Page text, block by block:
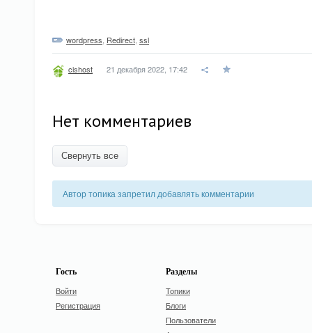
wordpress, Redirect, ssl
cishost 21 декабря 2022, 17:42
Нет комментариев
Свернуть все
Автор топика запретил добавлять комментарии
Гость
Войти
Регистрация
Разделы
Топики
Блоги
Пользователи